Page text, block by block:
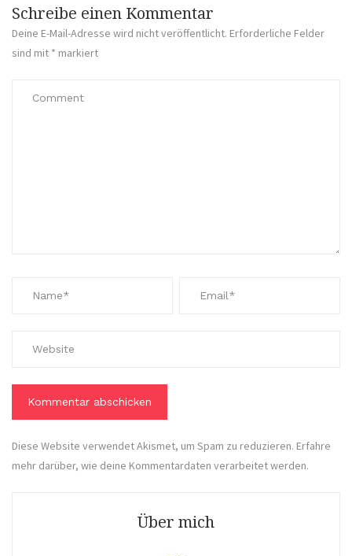
Schreibe einen Kommentar
Deine E-Mail-Adresse wird nicht veröffentlicht. Erforderliche Felder
sind mit * markiert
Diese Website verwendet Akismet, um Spam zu reduzieren. Erfahre
mehr darüber, wie deine Kommentardaten verarbeitet werden.
Über mich